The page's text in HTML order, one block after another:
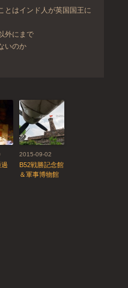
とはインド人が英国国王に
外にまで
いのか
2015-09-02
B52戦勝記念館
＆軍事博物館